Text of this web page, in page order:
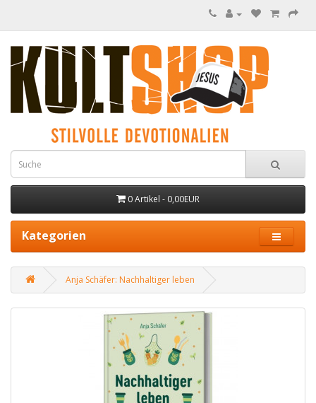
0 Artikel - 0,00EUR
Kategorien
Anja Schäfer: Nachhaltiger leben